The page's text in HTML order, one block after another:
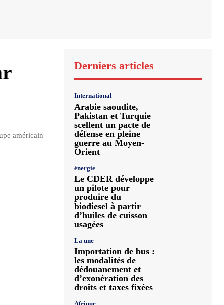
américain
Derniers articles
International
Arabie saoudite,
Pakistan et Turquie
scellent un pacte de
défense en pleine
guerre au Moyen-
Orient
énergie
Le CDER développe
un pilote pour
produire du
biodiesel à partir
d’huiles de cuisson
usagées
La une
Importation de bus :
les modalités de
dédouanement et
d’exonération des
droits et taxes fixées